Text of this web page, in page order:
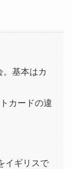
。基本はカ
カードの違
イギリスで